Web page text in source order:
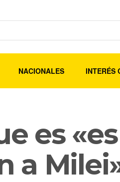
NACIONALES INTERÉS
es
a